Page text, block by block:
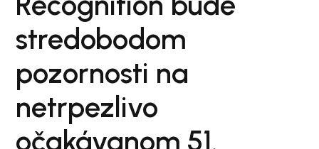
stredobodom
pozornosti na
netrpezlivo
očakávanom 51.